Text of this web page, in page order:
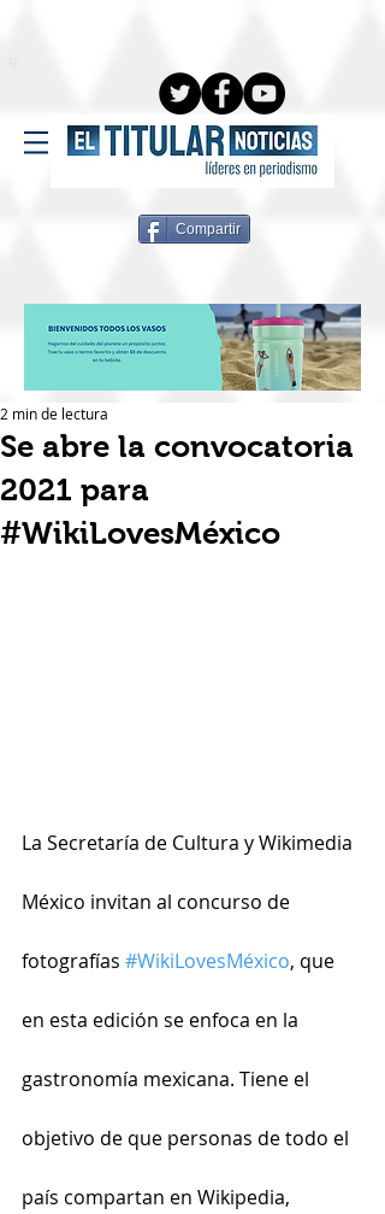
Compartir
Se abre la convocatoria
2021 para
#WikiLovesMéxico
2 min de lectura
La Secretaría de Cultura y Wikimedia
México invitan al concurso de
fotografías #WikiLovesMéxico, que
en esta edición se enfoca en la
gastronomía mexicana. Tiene el
objetivo de que personas de todo el
país compartan en Wikipedia,